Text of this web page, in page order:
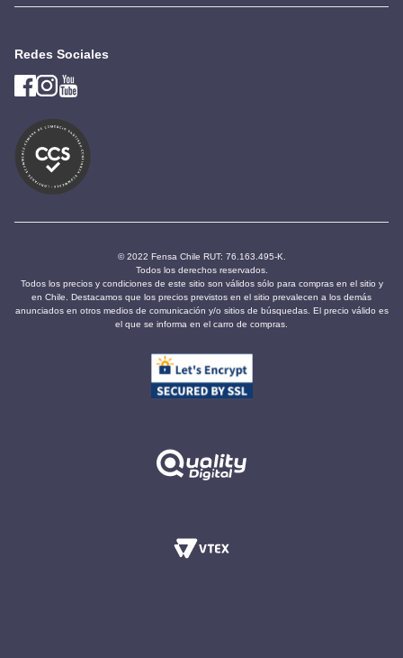
Redes Sociales
© 2022 Fensa Chile RUT: 76.163.495-K.
Todos los derechos reservados.
Todos los precios y condiciones de este sitio son válidos sólo para compras en el sitio y
en Chile. Destacamos que los precios previstos en el sitio prevalecen a los demás
anunciados en otros medios de comunicación y/o sitios de búsquedas. El precio válido es
el que se informa en el carro de compras.